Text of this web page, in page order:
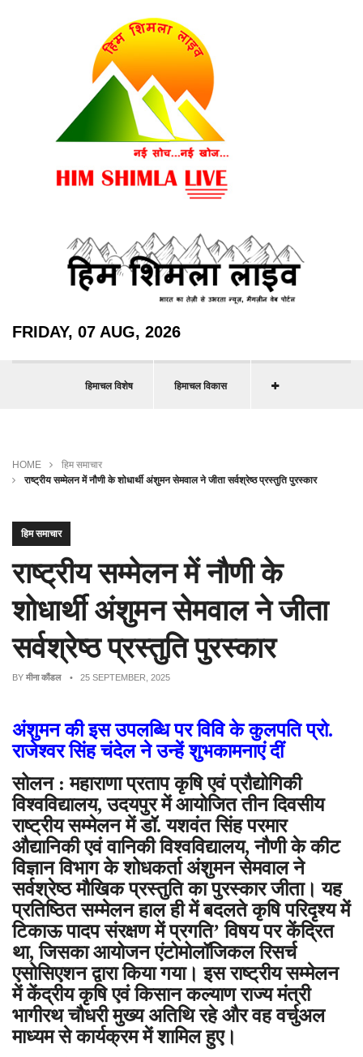
FRIDAY, 07 AUG, 2026
हिमाचल विशेष हिमाचल विकास
HOME
हिम समाचार
राष्ट्रीय सम्मेलन में नौणी के शोधार्थी अंशुमन सेमवाल ने जीता सर्वश्रेष्ठ प्रस्तुति पुरस्कार
हिम समाचार
राष्ट्रीय सम्मेलन में नौणी के
शोधार्थी अंशुमन सेमवाल ने जीता
सर्वश्रेष्ठ प्रस्तुति पुरस्कार
BY मीना कौंडल • 25 SEPTEMBER, 2025
अंशुमन की इस उपलब्धि पर विवि के कुलपति प्रो.
राजेश्वर सिंह चंदेल ने उन्हें शुभकामनाएं दीं
सोलन : महाराणा प्रताप कृषि एवं प्रौद्योगिकी
विश्वविद्यालय, उदयपुर में आयोजित तीन दिवसीय
राष्ट्रीय सम्मेलन में डॉ. यशवंत सिंह परमार
औद्यानिकी एवं वानिकी विश्वविद्यालय, नौणी के कीट
विज्ञान विभाग के शोधकर्ता अंशुमन सेमवाल ने
सर्वश्रेष्ठ मौखिक प्रस्तुति का पुरस्कार जीता। यह
प्रतिष्ठित सम्मेलन हाल ही में बदलते कृषि परिदृश्य में
टिकाऊ पादप संरक्षण में प्रगति’ विषय पर केंद्रित
था, जिसका आयोजन एंटोमोलॉजिकल रिसर्च
एसोसिएशन द्वारा किया गया। इस राष्ट्रीय सम्मेलन
में केंद्रीय कृषि एवं किसान कल्याण राज्य मंत्री
भागीरथ चौधरी मुख्य अतिथि रहे और वह वर्चुअल
माध्यम से कार्यक्रम में शामिल हुए।